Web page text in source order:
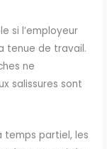
si l’employeur
tenue de travail.
ne
salissures sont
temps partiel, les